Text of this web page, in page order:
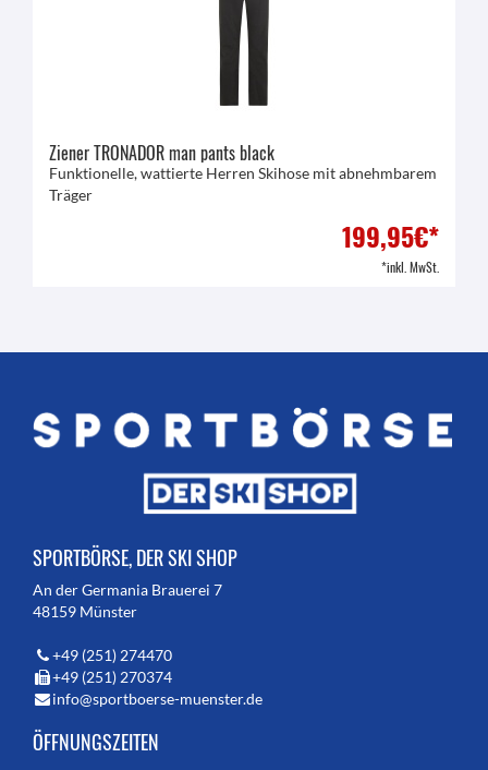
Ziener TRONADOR man pants black
Funktionelle, wattierte Herren Skihose mit abnehmbarem
Träger
199,95€*
*inkl. MwSt.
SPORTBÖRSE, DER SKI SHOP
An der Germania Brauerei 7
48159 Münster
+49 (251) 274470
+49 (251) 270374
info@sportboerse-muenster.de
ÖFFNUNGSZEITEN